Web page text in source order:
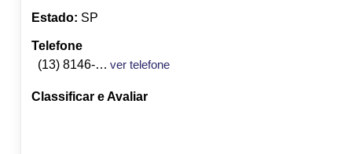
Estado: SP
Telefone
(13) 8146-6115
ver telefone
Classificar e Avaliar